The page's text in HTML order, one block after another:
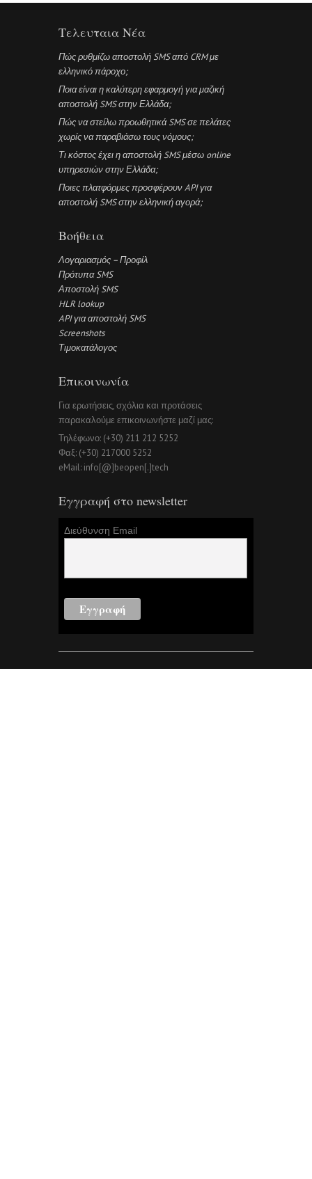
Τελευταια Νέα
Πώς ρυθμίζω αποστολή SMS από CRM με
ελληνικό πάροχο;
Ποια είναι η καλύτερη εφαρμογή για μαζική
αποστολή SMS στην Ελλάδα;
Πώς να στείλω προωθητικά SMS σε πελάτες
χωρίς να παραβιάσω τους νόμους;
Τι κόστος έχει η αποστολή SMS μέσω online
υπηρεσιών στην Ελλάδα;
Ποιες πλατφόρμες προσφέρουν API για
αποστολή SMS στην ελληνική αγορά;
Βοήθεια
Λογαριασμός – Προφίλ
Πρότυπα SMS
Αποστολή SMS
HLR lookup
API για αποστολή SMS
Screenshots
Τιμοκατάλογος
Επικοινωνία
Για ερωτήσεις, σχόλια και προτάσεις
παρακαλούμε επικοινωνήστε μαζί μας:
Τηλέφωνο: (+30) 211 212 5252
Φαξ: (+30) 217000 5252
eMail: info[@]beopen[.]tech
Εγγραφή στο newsletter
Διεύθυνση Email